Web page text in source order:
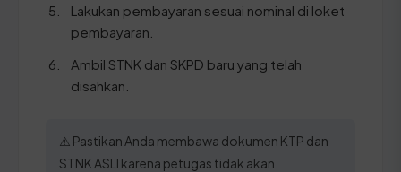
Lakukan pembayaran sesuai nominal di loket
pembayaran.
Ambil STNK dan SKPD baru yang telah
disahkan.
⚠️ Pastikan Anda membawa dokumen KTP dan
STNK ASLI karena petugas tidak akan